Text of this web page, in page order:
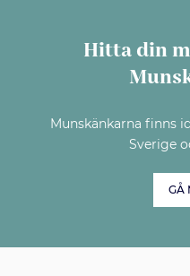
Hitta din
Munskänkarna finns
Sverige
GÅ